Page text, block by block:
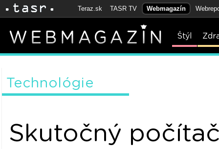
Teraz.sk TASR TV Webmagazín
Štýl
Technológie
Skutočný